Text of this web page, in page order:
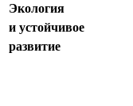
Экология
и устойчивое
развитие